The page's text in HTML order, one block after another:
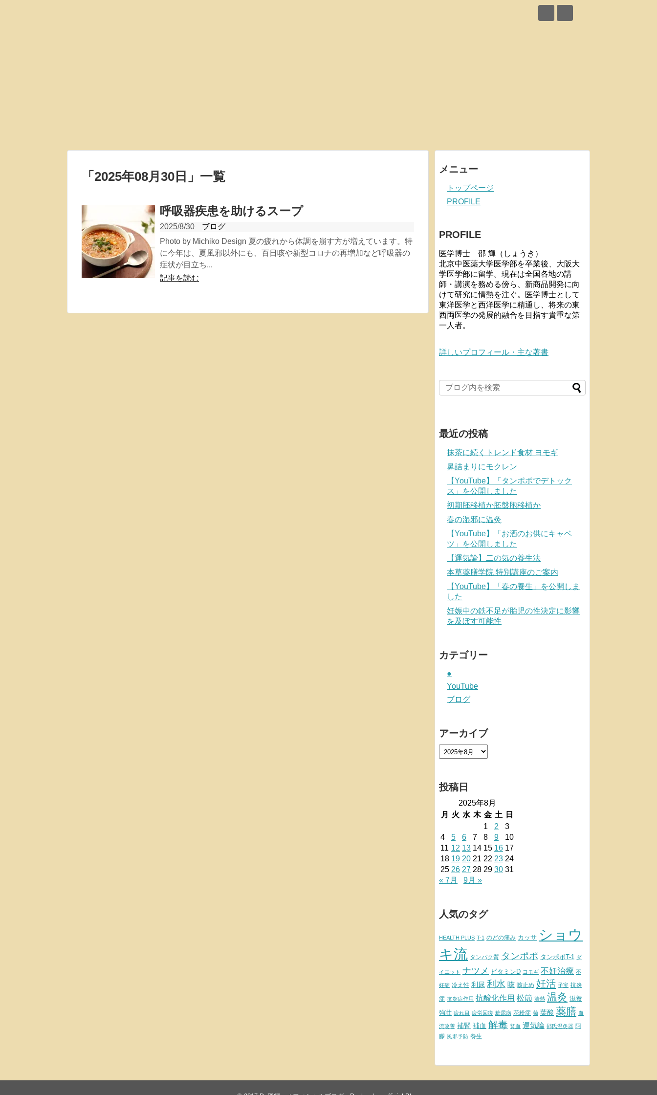
「 2025年08月30日 」 一覧
呼吸器疾患を助けるスープ
2025/8/30
ブログ
Photo by Michiko Design 夏の疲れから体調を崩す方が増えています。特
に今年は、夏風邪以外にも、百日咳や新型コロナの再増加など呼吸器の
症状が目立ち...
記事を読む
メニュー
トップページ
PROFILE
PROFILE
医学博士 邵 輝（しょうき）
北京中医薬大学医学部を卒業後、大阪大
学医学部に留学。現在は全国各地の講
師・講演を務める傍ら、新商品開発に向
けて研究に情熱を注ぐ。医学博士として
東洋医学と西洋医学に精通し、将来の東
西両医学の発展的融合を目指す貴重な第
一人者。
詳しいプロフィール・主な著書
最近の投稿
抹茶に続くトレンド食材 ヨモギ
鼻詰まりにモクレン
【YouTube】「タンポポでデトック
ス」を公開しました
初期胚移植か胚盤胞移植か
春の湿邪に温灸
【YouTube】「お酒のお供にキャベ
ツ」を公開しました
【運気論】二の気の養生法
本草薬膳学院 特別講座のご案内
【YouTube】「春の養生」を公開しま
した
妊娠中の鉄不足が胎児の性決定に影響
を及ぼす可能性
カテゴリー
●
YouTube
ブログ
アーカイブ
投稿日
2025年8月
月
火 水 木 金 土
日
1
2
3
4
5 6 7 8 9
10
11 12 13 14 15 16 17
18 19 20 21 22 23 24
25 26 27 28 29 30 31
« 7月
9月 »
人気のタグ
HEALTH PLUS T-1 のどの痛み カッサ ショウ
キ流 タンパク質 タンポポ タンポポT-1 ダ
イエット ナツメ ビタミンD ヨモギ 不妊治療 不
妊症 冷え性 利尿 利水 咳 咳止め 妊活 子宝 抗炎
症 抗炎症作用 抗酸化作用 松節 清熱 温灸 滋養
強壮 疲れ目 疲労回復 糖尿病 花粉症 菊 葉酸 薬膳 血
流改善 補腎 補血 解毒 貧血 運気論 邵氏温灸器 阿
膠 風邪予防 養生